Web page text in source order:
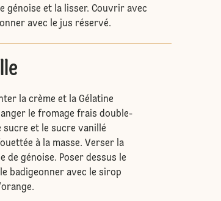
génoise et la lisser. Couvrir avec
avec le jus réservé.
la crème et la Gélatine
le fromage frais double-
sucre et le sucre vanillé
à la masse. Verser la
de génoise. Poser dessus le
badigeonner avec le sirop